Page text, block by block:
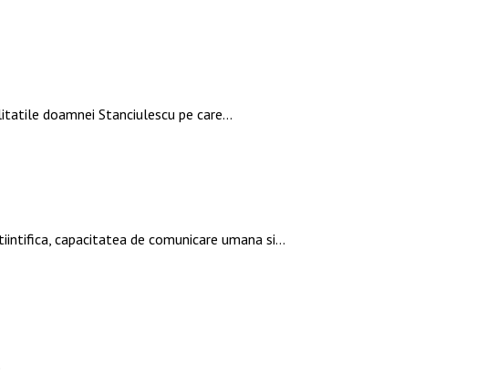
doamnei Stanciulescu pe care…
capacitatea de comunicare umana si…